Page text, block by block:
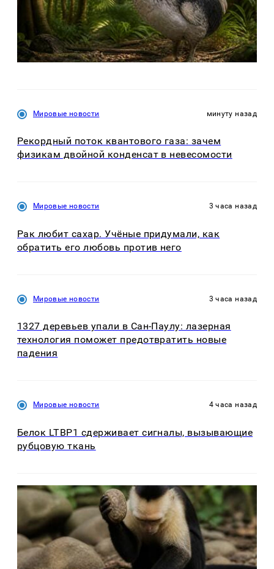
Мировые новости минуту назад
Рекордный поток квантового газа: зачем
физикам двойной конденсат в невесомости
Мировые новости 3 часа назад
Рак любит сахар. Учёные придумали, как
обратить его любовь против него
Мировые новости 3 часа назад
1327 деревьев упали в Сан-Паулу: лазерная
технология поможет предотвратить новые
падения
Мировые новости 4 часа назад
Белок LTBP1 сдерживает сигналы, вызывающие
рубцовую ткань